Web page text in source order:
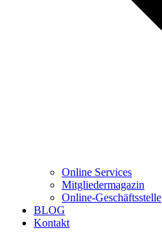
Online Services
Mitgliedermagazin
Online-Geschäftsstelle
BLOG
Kontakt